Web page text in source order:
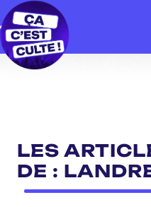
LES
DE :